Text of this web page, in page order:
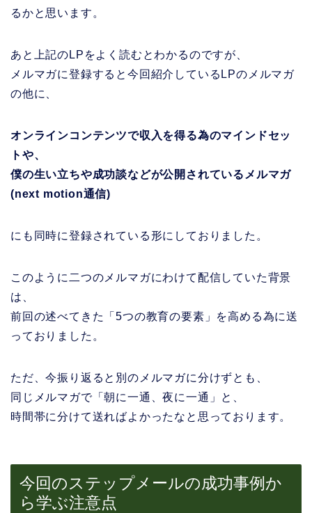
るかと思います。
あと上記のLPをよく読むとわかるのですが、
メルマガに登録すると今回紹介しているLPのメルマガ
の他に、
オンラインコンテンツで収入を得る為のマインドセッ
トや、
僕の生い立ちや成功談などが公開されているメルマガ
(next motion通信)
にも同時に登録されている形にしておりました。
このように二つのメルマガにわけて配信していた背景
は、
前回の述べてきた「5つの教育の要素」を高める為に送
っておりました。
ただ、今振り返ると別のメルマガに分けずとも、
同じメルマガで「朝に一通、夜に一通」と、
時間帯に分けて送ればよかったなと思っております。
今回のステップメールの成功事例か
ら学ぶ注意点